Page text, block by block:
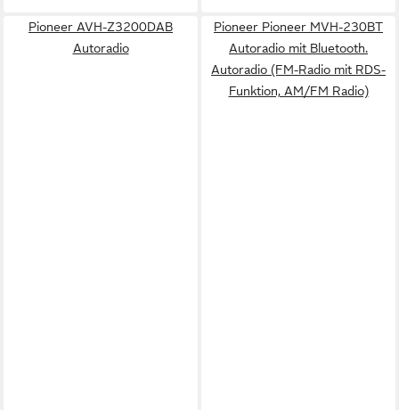
Pioneer AVH-Z3200DAB
Autoradio
Pioneer Pioneer MVH-230BT
Autoradio mit Bluetooth.
Autoradio (FM-Radio mit RDS-
Funktion, AM/FM Radio)